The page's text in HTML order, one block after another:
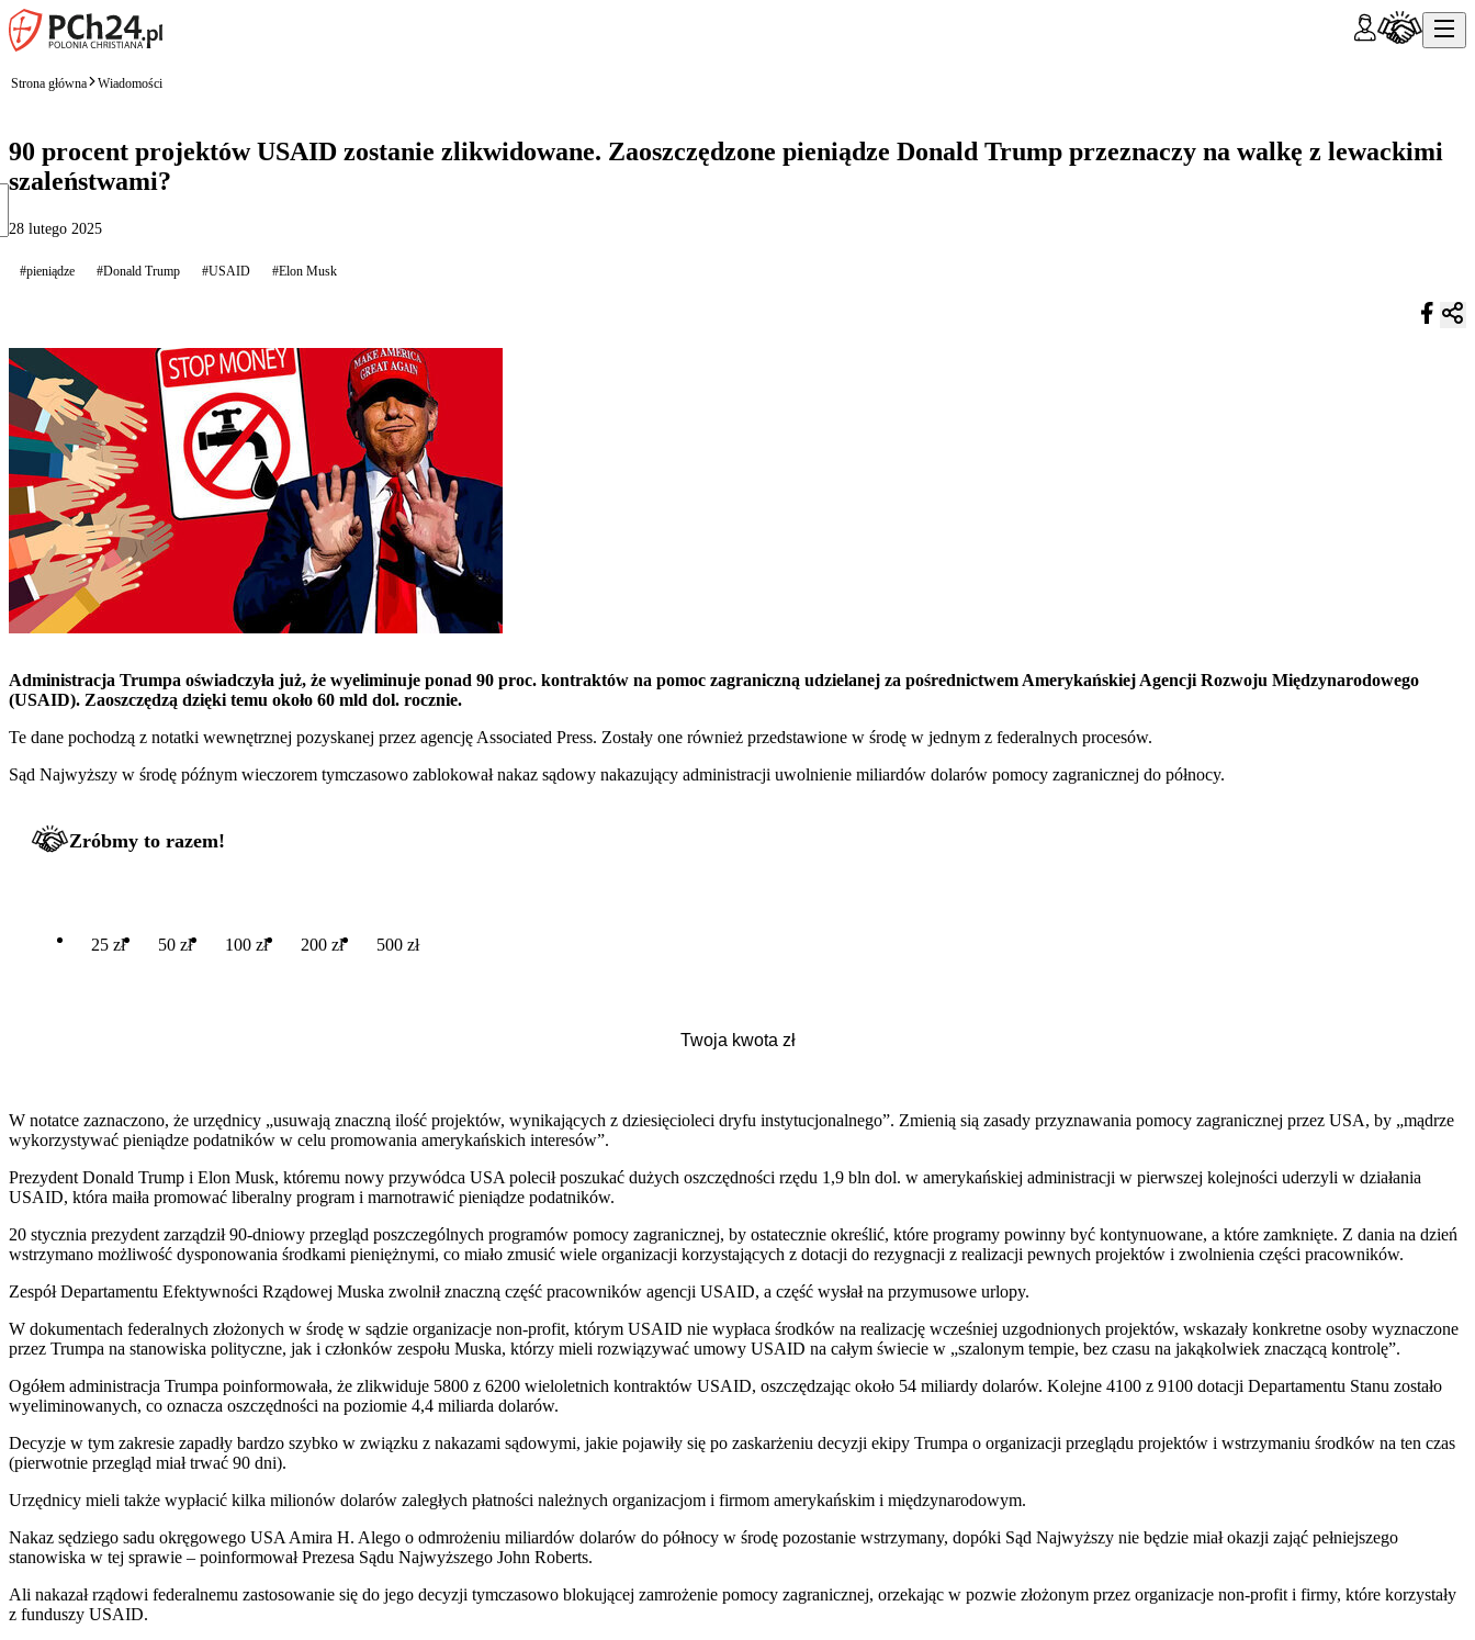
Strona główna Wiadomości
90 procent projektów USAID zostanie zlikwidowane. Zaoszczędzone pieniądze Donald Trump przeznaczy na walkę z lewackimi
szaleństwami?
28 lutego 2025
#pieniądze #Donald Trump #USAID #Elon Musk
Administracja Trumpa oświadczyła już, że wyeliminuje ponad 90 proc. kontraktów na pomoc zagraniczną udzielanej za pośrednictwem Amerykańskiej Agencji Rozwoju Międzynarodowego
(USAID). Zaoszczędzą dzięki temu około 60 mld dol. rocznie.
Te dane pochodzą z notatki wewnętrznej pozyskanej przez agencję Associated Press. Zostały one również przedstawione w środę w jednym z federalnych procesów.
Sąd Najwyższy w środę późnym wieczorem tymczasowo zablokował nakaz sądowy nakazujący administracji uwolnienie miliardów dolarów pomocy zagranicznej do północy.
Zróbmy to razem!
25 zł 50 zł 100 zł 200 zł 500 zł
W notatce zaznaczono, że urzędnicy „usuwają znaczną ilość projektów, wynikających z dziesięcioleci dryfu instytucjonalnego”. Zmienią sią zasady przyznawania pomocy zagranicznej przez USA, by „mądrze
wykorzystywać pieniądze podatników w celu promowania amerykańskich interesów”.
Prezydent Donald Trump i Elon Musk, któremu nowy przywódca USA polecił poszukać dużych oszczędności rzędu 1,9 bln dol. w amerykańskiej administracji w pierwszej kolejności uderzyli w działania
USAID, która maiła promować liberalny program i marnotrawić pieniądze podatników.
20 stycznia prezydent zarządził 90-dniowy przegląd poszczególnych programów pomocy zagranicznej, by ostatecznie określić, które programy powinny być kontynuowane, a które zamknięte. Z dania na dzień
wstrzymano możliwość dysponowania środkami pieniężnymi, co miało zmusić wiele organizacji korzystających z dotacji do rezygnacji z realizacji pewnych projektów i zwolnienia części pracowników.
Zespół Departamentu Efektywności Rządowej Muska zwolnił znaczną część pracowników agencji USAID, a część wysłał na przymusowe urlopy.
W dokumentach federalnych złożonych w środę w sądzie organizacje non-profit, którym USAID nie wypłaca środków na realizację wcześniej uzgodnionych projektów, wskazały konkretne osoby wyznaczone
przez Trumpa na stanowiska polityczne, jak i członków zespołu Muska, którzy mieli rozwiązywać umowy USAID na całym świecie w „szalonym tempie, bez czasu na jakąkolwiek znaczącą kontrolę”.
Ogółem administracja Trumpa poinformowała, że ​​zlikwiduje 5800 z 6200 wieloletnich kontraktów USAID, oszczędzając około 54 miliardy dolarów. Kolejne 4100 z 9100 dotacji Departamentu Stanu zostało
wyeliminowanych, co oznacza oszczędności na poziomie 4,4 miliarda dolarów.
Decyzje w tym zakresie zapadły bardzo szybko w związku z nakazami sądowymi, jakie pojawiły się po zaskarżeniu decyzji ekipy Trumpa o organizacji przeglądu projektów i wstrzymaniu środków na ten czas
(pierwotnie przegląd miał trwać 90 dni).
Urzędnicy mieli także wypłacić kilka milionów dolarów zaległych płatności należnych organizacjom i firmom amerykańskim i międzynarodowym.
Nakaz sędziego sadu okręgowego USA Amira H. Alego o odmrożeniu miliardów dolarów do północy w środę pozostanie wstrzymany, dopóki Sąd Najwyższy nie będzie miał okazji zająć pełniejszego
stanowiska w tej sprawie – poinformował Prezesa Sądu Najwyższego John Roberts.
Ali nakazał rządowi federalnemu zastosowanie się do jego decyzji tymczasowo blokującej zamrożenie pomocy zagranicznej, orzekając w pozwie złożonym przez organizacje non-profit i firmy, które korzystały
z funduszy USAID.